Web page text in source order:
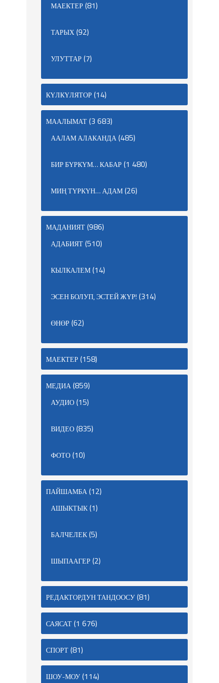
МАЕКТЕР(81)
ТАРЫХ(92)
УЛУТТАР(7)
КҮЛКҮЛЯТОР(14)
МААЛЫМАТ(3 683)
ААЛАМ АЛАКАНДА(485)
БИР БҮРКҮМ… КАБАР(1 480)
МИҢ ТҮРКҮН… АДАМ(26)
МАДАНИЯТ(986)
АДАБИЯТ(510)
КЫЛКАЛЕМ(14)
ЭСЕН БОЛУП, ЭСТЕЙ ЖҮР! (314)
ӨНӨР(62)
МАЕКТЕР(158)
МЕДИА(859)
АУДИО(15)
ВИДЕО(835)
ФОТО(10)
ПАЙШАМБА(12)
АШЫКТЫК(1)
БАЛЧЕЛЕК(5)
ШЫПААГЕР(2)
РЕДАКТОРДУН ТАНДООСУ(81)
САЯСАТ(1 676)
СПОРТ(81)
ШОУ-МОУ(114)